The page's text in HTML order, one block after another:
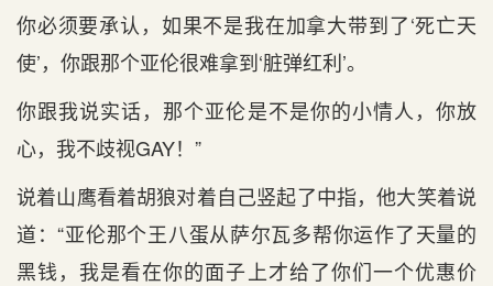
你必须要承认，如果不是我在加拿大带到了‘死亡天
使’，你跟那个亚伦很难拿到‘脏弹红利’。
你跟我说实话，那个亚伦是不是你的小情人，你放
心，我不歧视GAY！”
说着山鹰看着胡狼对着自己竖起了中指，他大笑着说
道：“亚伦那个王八蛋从萨尔瓦多帮你运作了天量的
黑钱，我是看在你的面子上才给了你们一个优惠价